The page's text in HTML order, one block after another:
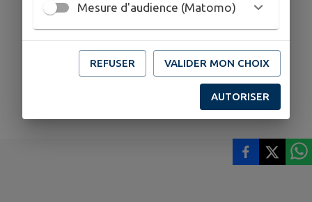
Mesure d'audience (Matomo)
REFUSER VALIDER MON CHOIX
AUTORISER